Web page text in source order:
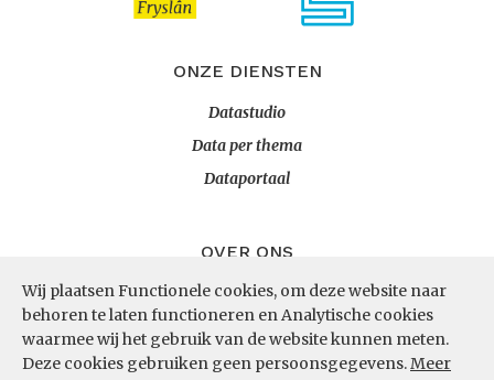
Wij plaatsen Functionele cookies, om deze website naar
behoren te laten functioneren en Analytische cookies
waarmee wij het gebruik van de website kunnen meten.
Deze cookies gebruiken geen persoonsgegevens.Meer
ONZE DIENSTEN
Datastudio
Data per thema
Dataportaal
OVER ONS
InZicht
Contact